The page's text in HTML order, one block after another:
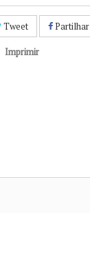
Tweet Partilhar
Imprimir